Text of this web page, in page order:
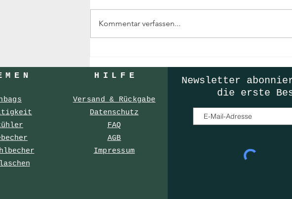
Kommentar verfassen...
HILF E
Versand & Rückgabe
Datenschutz
FAQ
AGB
Impressum
Newsletter
die erste